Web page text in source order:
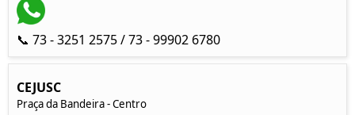
📞 73 - 3251 2575 / 73 - 99902 6780
CEJUSC
Praça da Bandeira - Centro